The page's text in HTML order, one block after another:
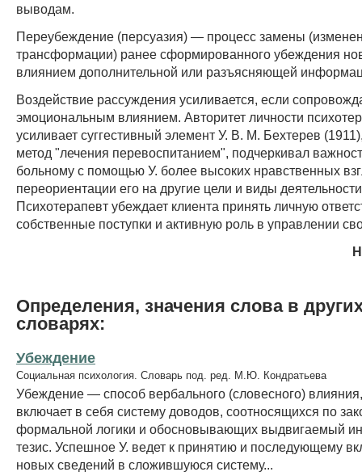
выводам.
Переубеждение (персуазия) — процесс замены
трансформации) ранее сформированного убеждения
влиянием дополнительной или разъясняющей
Воздействие рассуждения усиливается, если
эмоциональным влиянием. Авторитет личности
усиливает суггестивный элемент У. В. М. Бехтерев
метод "лечения перевоспитанием", подчеркивал
больному с помощью У. более высоких нравственных
переориентации его на другие цели и виды
Психотерапевт убеждает клиента принять личную
собственные поступки и активную роль в управлении
Определения, значения слова в
словарях:
Убеждение
Социальная психология. Словарь под. ред. М.Ю. Кондратьева
Убеждение — способ вербального (словесного)
включает в себя систему доводов, соотносящихся по
формальной логики и обосновывающих выдвигаемый
тезис. Успешное У. ведет к принятию и последующему
новых сведений в сложившуюся систему...